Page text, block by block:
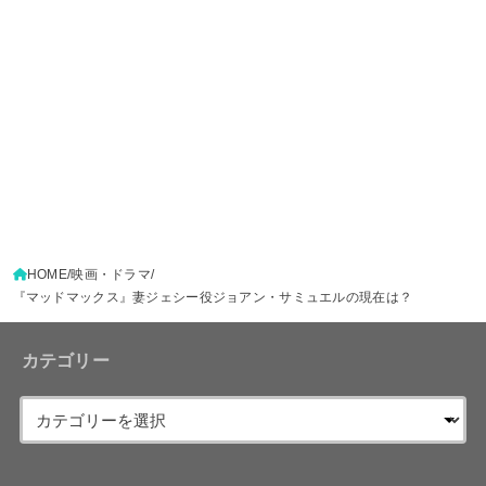
HOME 映画・ドラマ
『マッドマックス』妻ジェシー役ジョアン・サミュエルの現在は？
カテゴリー